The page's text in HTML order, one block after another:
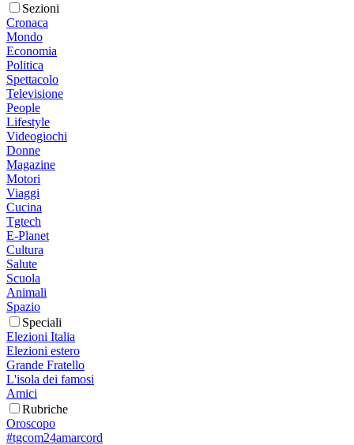
Sezioni
Cronaca
Mondo
Economia
Politica
Spettacolo
Televisione
People
Lifestyle
Videogiochi
Donne
Magazine
Motori
Viaggi
Cucina
Tgtech
E-Planet
Cultura
Salute
Scuola
Animali
Spazio
Speciali
Elezioni Italia
Elezioni estero
Grande Fratello
L'isola dei famosi
Amici
Rubriche
Oroscopo
#tgcom24amarcord